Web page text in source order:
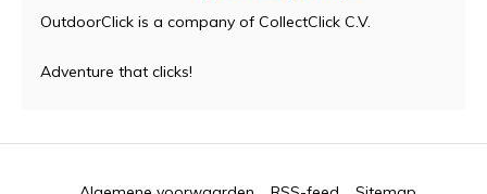
OutdoorClick is a company of CollectClick C.V.
Adventure that clicks!